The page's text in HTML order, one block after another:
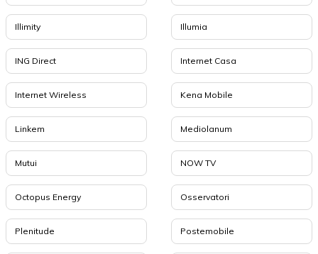
Illimity Illumia
ING Direct Internet Casa
Internet Wireless Kena Mobile
Linkem Mediolanum
Mutui NOW TV
Octopus Energy Osservatori
Plenitude Postemobile